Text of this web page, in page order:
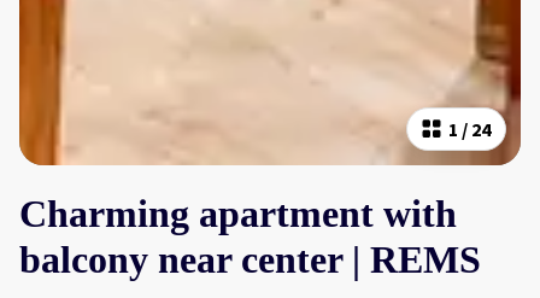
1 / 24
Charming apartment with
balcony near center | REMS